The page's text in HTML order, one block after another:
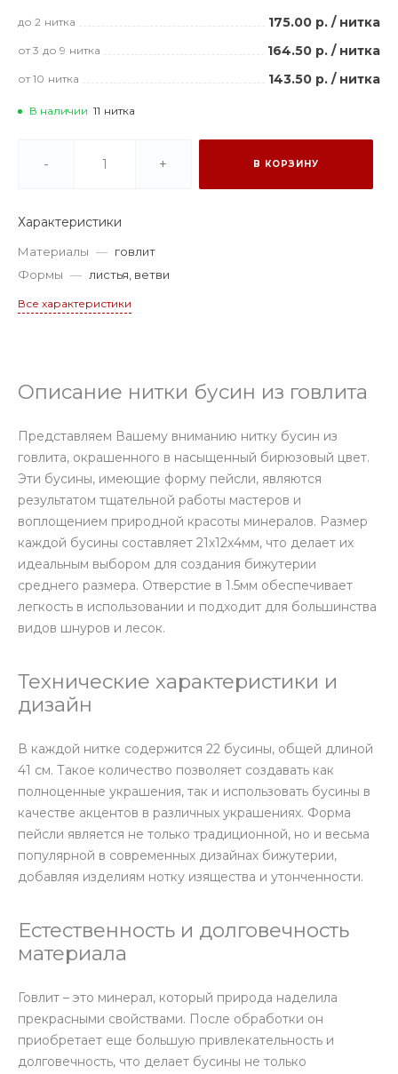
до 2 нитка 175.00 р. / нитка
от 3 до 9 нитка 164.50 р. / нитка
от 10 нитка 143.50 р. / нитка
В наличии 11 нитка
- + В КОРЗИНУ
Характеристики
Материалы — говлит
Формы — листья, ветви
Все характеристики
Описание нитки бусин из говлита
Представляем Вашему вниманию нитку бусин из
говлита, окрашенного в насыщенный бирюзовый цвет.
Эти бусины, имеющие форму пейсли, являются
результатом тщательной работы мастеров и
воплощением природной красоты минералов. Размер
каждой бусины составляет 21х12х4мм, что делает их
идеальным выбором для создания бижутерии
среднего размера. Отверстие в 1.5мм обеспечивает
легкость в использовании и подходит для большинства
видов шнуров и лесок.
Технические характеристики и
дизайн
В каждой нитке содержится 22 бусины, общей длиной
41 см. Такое количество позволяет создавать как
полноценные украшения, так и использовать бусины в
качестве акцентов в различных украшениях. Форма
пейсли является не только традиционной, но и весьма
популярной в современных дизайнах бижутерии,
добавляя изделиям нотку изящества и утонченности.
Естественность и долговечность
материала
Говлит – это минерал, который природа наделила
прекрасными свойствами. После обработки он
приобретает еще большую привлекательность и
долговечность, что делает бусины не только